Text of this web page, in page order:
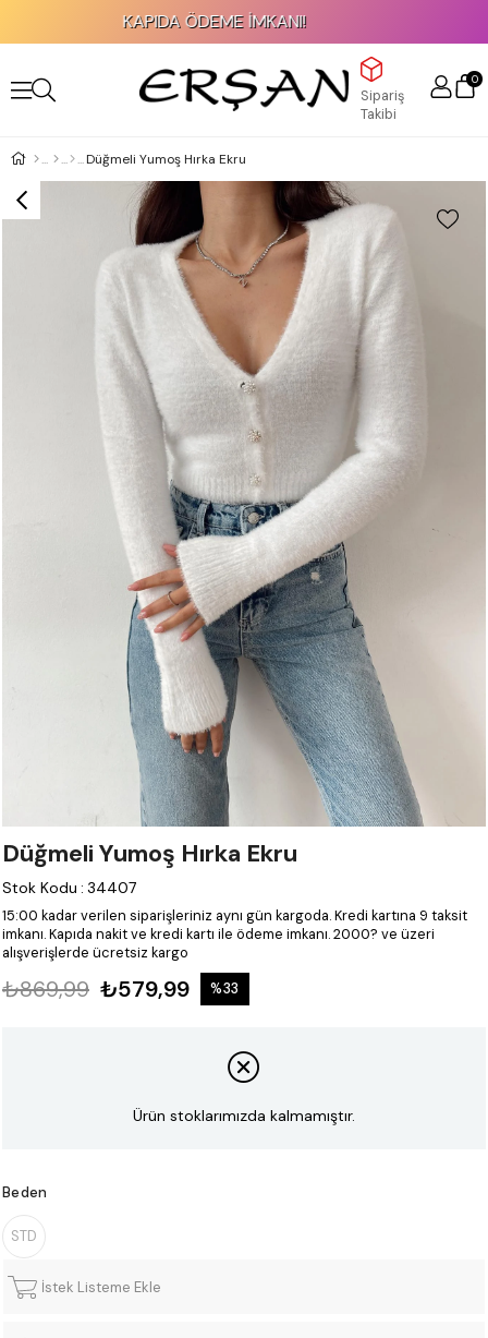
KAPIDA ÖDEME İMKANI!
Sipariş
Takibi
0
Düğmeli Yumoş Hırka Ekru
Düğmeli Yumoş Hırka Ekru
Stok Kodu : 34407
15:00 kadar verilen siparişleriniz aynı gün kargoda.Kredi kartına 9 taksit
imkanı.Kapıda nakit ve kredi kartı ile ödeme imkanı.2000? ve üzeri
alışverişlerde ücretsiz kargo
₺869,99 ₺579,99 %33
Ürün stoklarımızda kalmamıştır.
Beden
STD
İstek Listeme Ekle